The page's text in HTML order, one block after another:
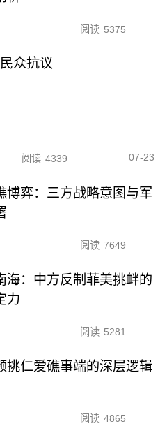
阅读 5375
众抗议
阅读 4339 07-23
博弈：三方战略意图与军
阅读 7649
海：中方反制菲美挑衅的
力
阅读 5281
挑仁爱礁事端的深层逻辑
阅读 4865